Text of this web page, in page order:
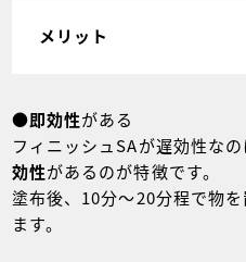
メリット
●即効性がある
フィニッシュSAが遅効性な
効性があるのが特徴です。
塗布後、10分～20分程で物
ます。